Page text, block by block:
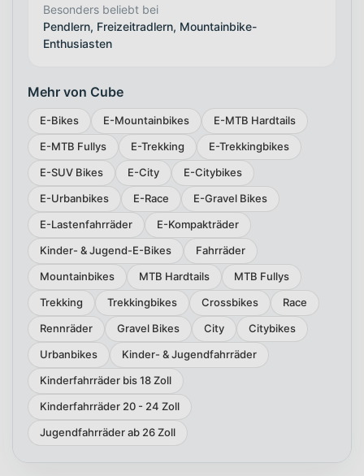
Besonders beliebt bei
Pendlern, Freizeitradlern, Mountainbike-
Enthusiasten
Mehr von Cube
E-Bikes E-Mountainbikes
E-MTB Hardtails
E-MTB Fullys
E-Trekking
E-Trekkingbikes
E-SUV Bikes
E-City
E-Citybikes
E-Urbanbikes
E-Race
E-Gravel Bikes
E-Lastenfahrräder
E-Kompakträder
Kinder- & Jugend-E-Bikes
Fahrräder
Mountainbikes
MTB Hardtails
MTB Fullys
Trekking
Trekkingbikes Crossbikes
Race
Rennräder
Gravel Bikes City
Citybikes
Urbanbikes
Kinder- & Jugendfahrräder
Kinderfahrräder bis 18 Zoll
Kinderfahrräder 20 - 24 Zoll
Jugendfahrräder ab 26 Zoll